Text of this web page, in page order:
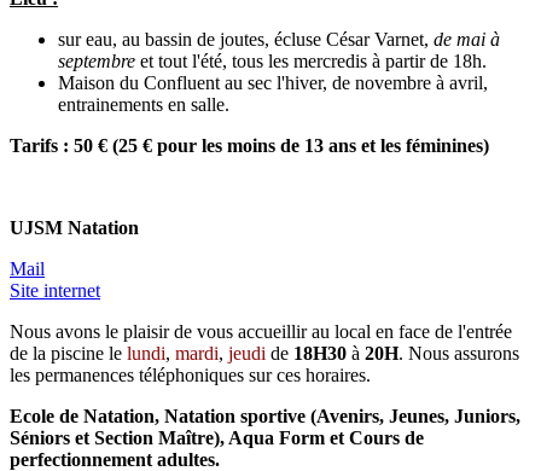
sur eau, au bassin de joutes, écluse César Varnet, de mai à
septembre et tout l'été, tous les mercredis à partir de 18h.
Maison du Confluent au sec l'hiver, de novembre à avril,
entrainements en salle.
Tarifs : 50 € (25 € pour les moins de 13 ans et les féminines)
UJSM Natation
Mail
Site internet
Nous avons le plaisir de vous accueillir au local en face de l'entrée
de la piscine le lundi, mardi, jeudi de 18H30 à 20H. Nous assurons
les permanences téléphoniques sur ces horaires.
Ecole de Natation, Natation sportive (Avenirs, Jeunes, Juniors,
Séniors et Section Maître), Aqua Form et Cours de
perfectionnement adultes.